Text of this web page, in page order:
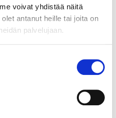
voivat yhdistää näitä
antanut heille tai joita on
palvelujaan.